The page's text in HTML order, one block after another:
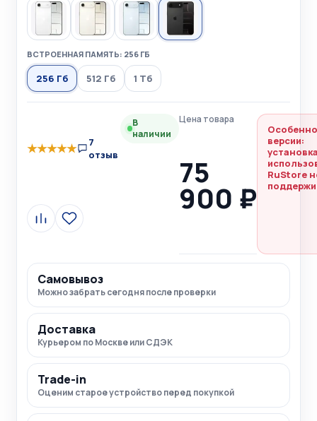
ВСТРОЕННАЯ ПАМЯТЬ: 256 ГБ
256 Гб 512 Гб 1 Тб
★★★★★
7
отзыв
Сравнить
В
избранное
В
наличии
Цена товара
75
900 ₽
версии:
RuStore
Самовывоз
Можно забрать сегодня после проверки
Доставка
Курьером по Москве или СДЭК
Trade-in
Оценим старое устройство перед покупкой